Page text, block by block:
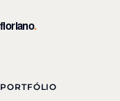
PORTFÓLIO